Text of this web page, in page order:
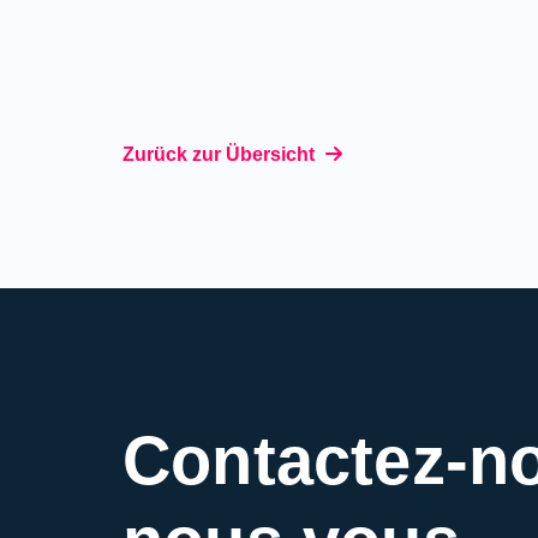
Zurück zur Übersicht
Contactez-